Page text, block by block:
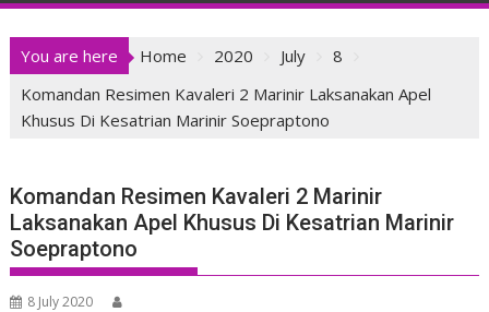
You are here Home 2020 July
8
Komandan Resimen Kavaleri 2 Marinir Laksanakan Apel
Khusus Di Kesatrian Marinir Soepraptono
Komandan Resimen Kavaleri 2 Marinir
Laksanakan Apel Khusus Di Kesatrian Marinir
Soepraptono
8 July 2020